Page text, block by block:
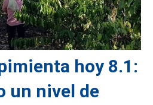
hoy 8.1:
un nivel de